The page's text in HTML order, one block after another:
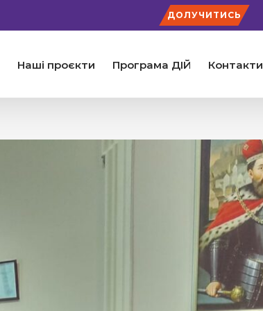
ДОЛУЧИТИСЬ
Наші проєкти Програма ДІЙ Контакти